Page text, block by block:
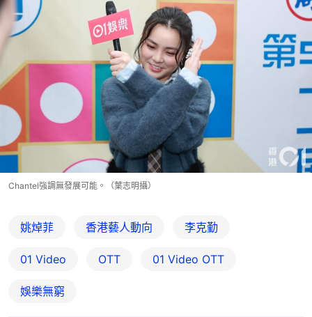
Chantel強調無發展可能。（葉志明攝）
姚焯菲 香港藝人動向 李克勤
01 Video OTT 01‌ ‌Video‌ ‌OTT
娛樂無窮